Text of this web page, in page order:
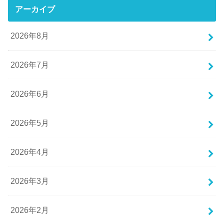
アーカイブ
2026年8月
2026年7月
2026年6月
2026年5月
2026年4月
2026年3月
2026年2月